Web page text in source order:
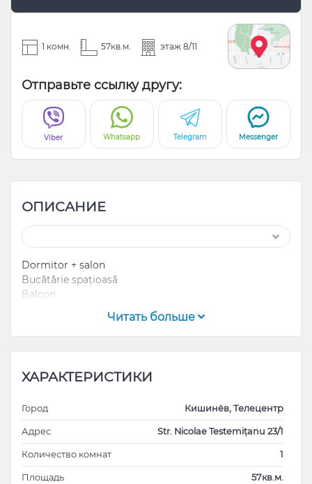
1 комн. 57кв.м. этаж 8/11
Отправьте ссылку другу:
Viber Whatsapp Telegram Messenger
ОПИСАНИЕ
Dormitor + salon
Bucătărie spațioasă
Balcon
Читать больше
ХАРАКТЕРИСТИКИ
Город Кишинёв, Телецентр
Адрес Str. Nicolae Testemițanu 23/1
Количество комнат 1
Площадь 57кв.м.